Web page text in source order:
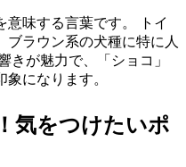
意味する言葉です。 トイ
ブラウン系の犬種に特に人
きが魅力で、「ショコ」
になります。
気をつけたいポ